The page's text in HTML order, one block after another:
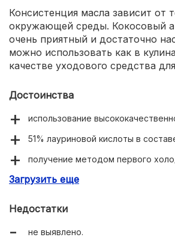
Консистенция масла зависит от
окружающей среды. Кокосовый
очень приятный и достаточно
можно использовать как в
качестве уходового средства
Достоинства
использование
51% лауриновой кислоты в
получение методом первого
отсутствие процедуры
Загрузить еще
Недостатки
не выявлено.